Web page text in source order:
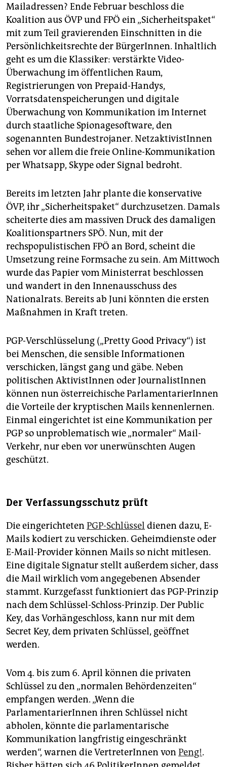
Mailadressen? Ende Februar beschloss die
Koalition aus ÖVP und FPÖ ein „Sicherheitspaket“
mit zum Teil gravierenden Einschnitten in die
Persönlichkeitsrechte der BürgerInnen. Inhaltlich
geht es um die Klassiker: verstärkte Video-
Überwachung im öffentlichen Raum,
Registrierungen von Prepaid-Handys,
Vorratsdatenspeicherungen und digitale
Überwachung von Kommunikation im Internet
durch staatliche Spionagesoftware, den
sogenannten Bundestrojaner. NetzaktivistInnen
sehen vor allem die freie Online-Kommunikation
per Whatsapp, Skype oder Signal bedroht.
Bereits im letzten Jahr plante die konservative
ÖVP, ihr „Sicherheitspaket“ durchzusetzen. Damals
scheiterte dies am massiven Druck des damaligen
Koalitionspartners SPÖ. Nun, mit der
rechspopulistischen FPÖ an Bord, scheint die
Umsetzung reine Formsache zu sein. Am Mittwoch
wurde das Papier vom Ministerrat beschlossen
und wandert in den Innenausschuss des
Nationalrats. Bereits ab Juni könnten die ersten
Maßnahmen in Kraft treten.
PGP-Verschlüsselung („Pretty Good Privacy“) ist
bei Menschen, die sensible Informationen
verschicken, längst gang und gäbe. Neben
politischen AktivistInnen oder JournalistInnen
können nun österreichische ParlamentarierInnen
die Vorteile der kryptischen Mails kennenlernen.
Einmal eingerichtet ist eine Kommunikation per
PGP so unproblematisch wie „normaler“ Mail-
Verkehr, nur eben vor unerwünschten Augen
geschützt.
Der Verfassungsschutz prüft
Die eingerichteten PGP-Schlüssel dienen dazu, E-
Mails kodiert zu verschicken. Geheimdienste oder
E-Mail-Provider können Mails so nicht mitlesen.
Eine digitale Signatur stellt außerdem sicher, dass
die Mail wirklich vom angegebenen Absender
stammt. Kurzgefasst funktioniert das PGP-Prinzip
nach dem Schlüssel-Schloss-Prinzip. Der Public
Key, das Vorhängeschloss, kann nur mit dem
Secret Key, dem privaten Schlüssel, geöffnet
werden.
Vom 4. bis zum 6. April können die privaten
Schlüssel zu den „normalen Behördenzeiten“
empfangen werden. „Wenn die
ParlamentarierInnen ihren Schlüssel nicht
abholen, könnte die parlamentarische
Kommunikation langfristig eingeschränkt
werden“, warnen die VertreterInnen von Peng!.